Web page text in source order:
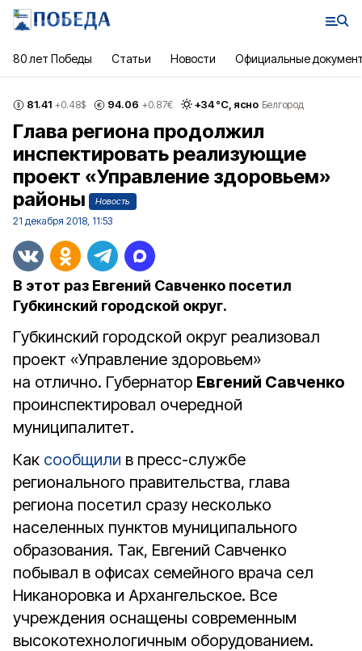
80 лет Победы Статьи Новости Официальные
81.41 +0.48$ 94.06 +0.87€ +34°С, ясно Белгород
Глава региона продолжил
инспектировать реализующие
проект «Управление здоровьем»
районы
Новость
21 декабря 2018, 11:53
В этот раз Евгений Савченко посетил
Губкинский городской округ.
Губкинский городской округ реализовал
проект «Управление здоровьем»
на отлично. Губернатор Евгений Савченко
проинспектировал очередной
муниципалитет.
Как сообщили в пресс-службе
регионального правительства, глава
региона посетил сразу несколько
населенных пунктов муниципального
образования. Так, Евгений Савченко
побывал в офисах семейного врача сел
Никаноровка и Архангельское. Все
учреждения оснащены современным
высокотехнологичным оборудованием.